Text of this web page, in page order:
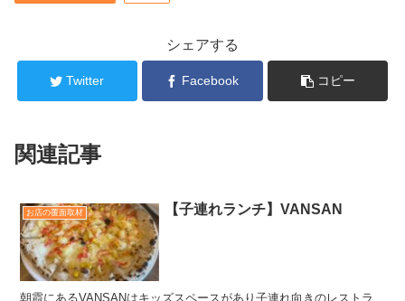
シェアする
Twitter Facebook コピー
関連記事
お店の覆面取材 【子連れランチ】VANSAN
朝霞にあるVANSANはキッズスペースがあり子連れ向きのレストラ